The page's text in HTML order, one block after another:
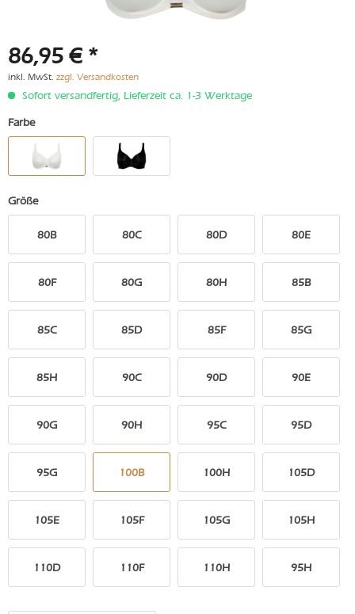
86,95 € *
inkl. MwSt. zzgl. Versandkosten
Sofort versandfertig, Lieferzeit ca. 1-3 Werktage
Farbe
Größe
80B 80C 80D 80E
80F 80G 80H 85B
85C 85D 85F 85G
85H 90C 90D 90E
90G 90H 95C 95D
95G 100B 100H 105D
105E 105F 105G 105H
110D 110F 110H 95H